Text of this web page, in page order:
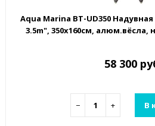
Aqua Marina BT-UD350 Надувная
3.5m", 350х160см, алюм.вёсла,
58 300
− + В